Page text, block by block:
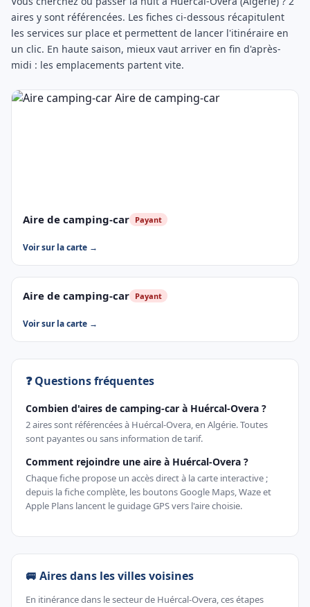
aires y sont référencées. Les fiches ci-dessous récapitulent
les services sur place et permettent de lancer l'itinéraire en
un clic. En haute saison, mieux vaut arriver en fin d'après-
midi : les emplacements partent vite.
Aire de camping-car Payant
Voir sur la carte →
Aire de camping-car Payant
Voir sur la carte →
❓ Questions fréquentes
Combien d'aires de camping-car à Huércal-Overa ?
2 aires sont référencées à Huércal-Overa, en Algérie. Toutes
sont payantes ou sans information de tarif.
Comment rejoindre une aire à Huércal-Overa ?
Chaque fiche propose un accès direct à la carte interactive ;
depuis la fiche complète, les boutons Google Maps, Waze et
Apple Plans lancent le guidage GPS vers l'aire choisie.
🚐 Aires dans les villes voisines
En itinérance dans le secteur de Huércal-Overa, ces étapes